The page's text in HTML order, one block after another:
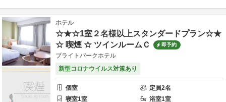
ホテル
☆★☆1室２名様以上スタンダードプラン☆★
☆ 喫煙 ☆ ツインルームＣ
即予約
ブライトパークホテル
新型コロナウイルス対策あり
個室 定員2名
寝室1室 浴室1室